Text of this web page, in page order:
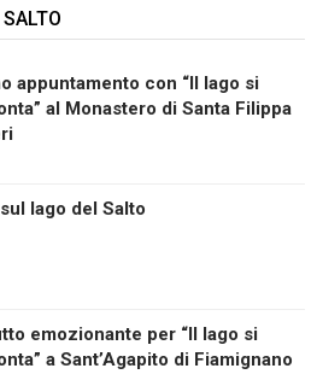
appuntamento con “Il lago si
al Monastero di Santa Filippa
lago del Salto
emozionante per “Il lago si
a Sant’Agapito di Fiamignano